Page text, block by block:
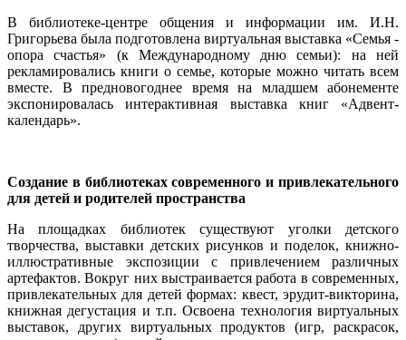
В библиотеке-центре общения и информации им. И.Н.
Григорьева была подготовлена виртуальная выставка «Семья -
опора счастья» (к Международному дню семьи): на ней
рекламировались книги о семье, которые можно читать всем
вместе. В предновогоднее время на младшем абонементе
экспонировалась интерактивная выставка книг «Адвент-
календарь».
Создание в библиотеках современного и привлекательного
для детей и родителей пространства
На площадках библиотек существуют уголки детского
творчества, выставки детских рисунков и поделок, книжно-
иллюстративные экспозиции с привлечением различных
артефактов. Вокруг них выстраивается работа в современных,
привлекательных для детей формах: квест, эрудит-викторина,
книжная дегустация и т.п. Освоена технология виртуальных
выставок, других виртуальных продуктов (игр, раскрасок,